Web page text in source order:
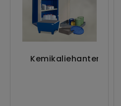
Kemikaliehantering